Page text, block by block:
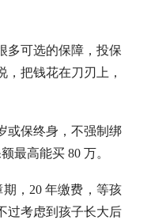
多可选的保障，投保
，把钱花在刀刃上，
或保终身，不强制绑
最高能买 80 万。
，20 年缴费，等孩
过考虑到孩子长大后